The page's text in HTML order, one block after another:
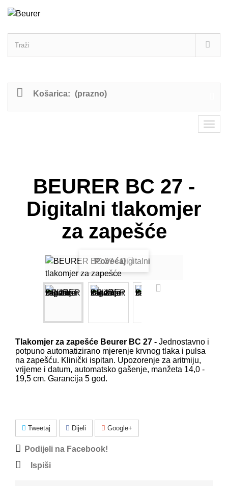
Košarica: (prazno)
BEURER BC 27 -
Digitalni tlakomjer
za zapešće
Povećaj
Tlakomjer za zapešće Beurer BC 27 - Jednostavno i
potpuno automatizirano mjerenje krvnog tlaka i pulsa
na zapešću. Klinički ispitan. Upozorenje za aritmiju,
vrijeme i datum, automatsko gašenje, manžeta 14,0 -
19,5 cm. Garancija 5 god.
Tweetaj Dijeli Google+
Podijeli na Facebook!
Ispiši